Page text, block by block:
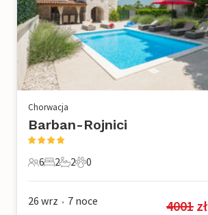
Chorwacja
Barban-Rojnici
6 Goście
6
2 Sypialnie
2
2 Łazienki
2
0 Zwierzęta domowe
0
26 wrz • 7 noce 4001 zł